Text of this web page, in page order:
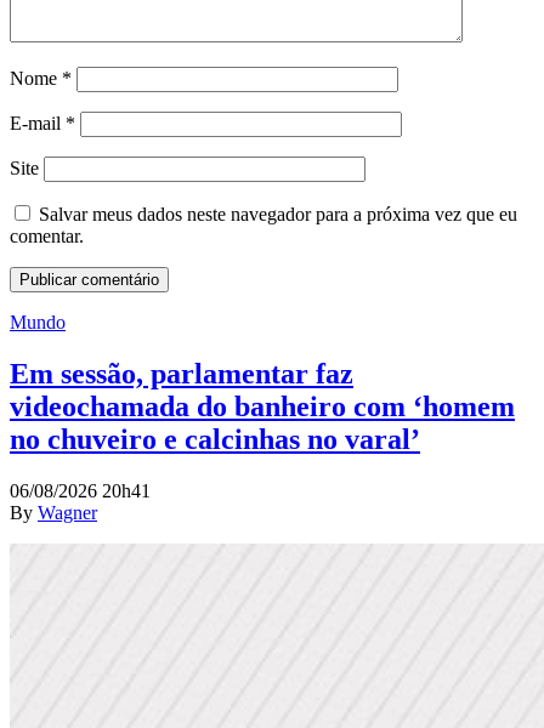
Nome *
E-mail *
Site
Salvar meus dados neste navegador para a próxima vez que eu
comentar.
Mundo
Em sessão, parlamentar faz
videochamada do banheiro com ‘homem
no chuveiro e calcinhas no varal’
06/08/2026 20h41
By Wagner